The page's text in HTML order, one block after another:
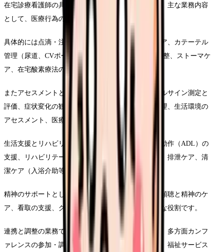
在宅診療看護師の具体的な業務は多岐にわたります。主な業務内容
として、医療行為の実施があります。
具体的には点滴・注射の管理と実施、褥瘡・創傷ケア、カテーテル
管理（尿道、CVポート等）、人工呼吸器の管理と調整、ストーマケ
ア、在宅酸素療法の管理などがあります。
またアセスメントと観察も重要な業務です。バイタルサイン測定と
評価、症状変化の観察と記録、服薬状況の確認と管理、生活環境の
アセスメント、医療機器の動作確認などを行います。
生活支援とリハビリテーションの面では、日常生活動作（ADL）の
支援、リハビリテーションの実施、食事・栄養指導、排泄ケア、清
潔ケア（入浴介助等）などを担当します。
精神のサポートとして、患者・家族の心理的支援、傾聴と精神のケ
ア、看取の支援、グリーフケア（遺族ケア）も重要な役割です。
連携と調整の業務では、主治医との情報共有と報告、多方面カンフ
ァレンスの参加・調整、ケアマネージャーとの連携、福祉サービス